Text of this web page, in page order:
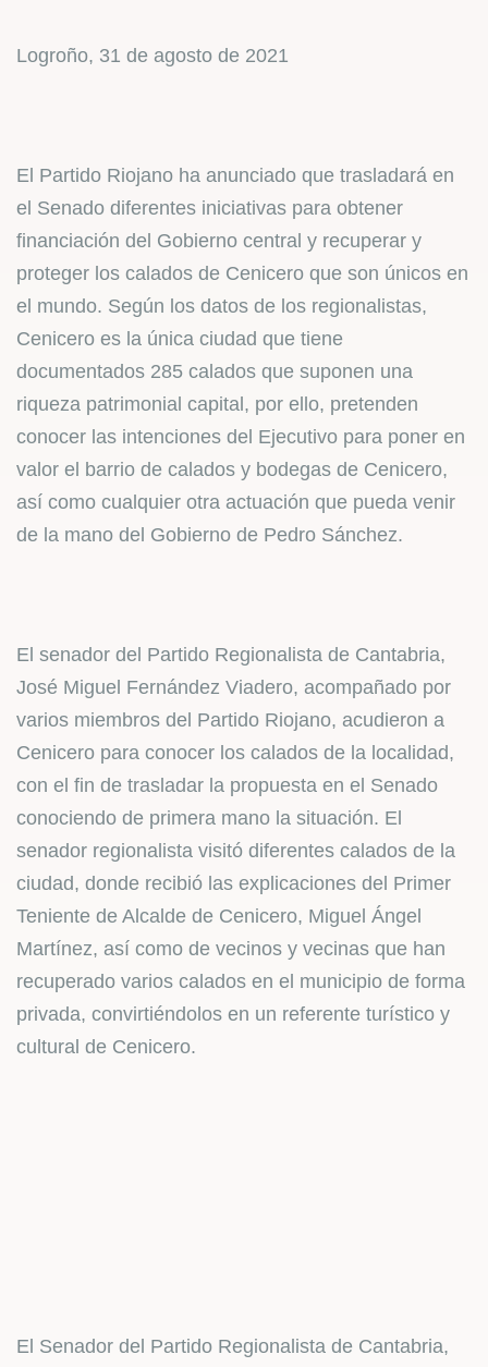
Logroño, 31 de agosto de 2021
El Partido Riojano ha anunciado que trasladará en
el Senado diferentes iniciativas para obtener
financiación del Gobierno central y recuperar y
proteger los calados de Cenicero que son únicos en
el mundo. Según los datos de los regionalistas,
Cenicero es la única ciudad que tiene
documentados 285 calados que suponen una
riqueza patrimonial capital, por ello, pretenden
conocer las intenciones del Ejecutivo para poner en
valor el barrio de calados y bodegas de Cenicero,
así como cualquier otra actuación que pueda venir
de la mano del Gobierno de Pedro Sánchez.
El senador del Partido Regionalista de Cantabria,
José Miguel Fernández Viadero, acompañado por
varios miembros del Partido Riojano, acudieron a
Cenicero para conocer los calados de la localidad,
con el fin de trasladar la propuesta en el Senado
conociendo de primera mano la situación. El
senador regionalista visitó diferentes calados de la
ciudad, donde recibió las explicaciones del Primer
Teniente de Alcalde de Cenicero, Miguel Ángel
Martínez, así como de vecinos y vecinas que han
recuperado varios calados en el municipio de forma
privada, convirtiéndolos en un referente turístico y
cultural de Cenicero.
El Senador del Partido Regionalista de Cantabria,